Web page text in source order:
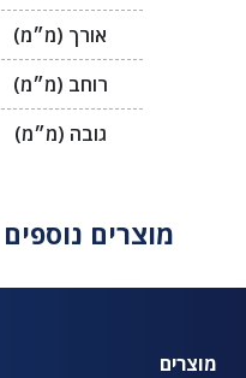
אורך (מ״מ)
רוחב (מ״מ)
גובה (מ״מ)
מוצרים
מוצרים